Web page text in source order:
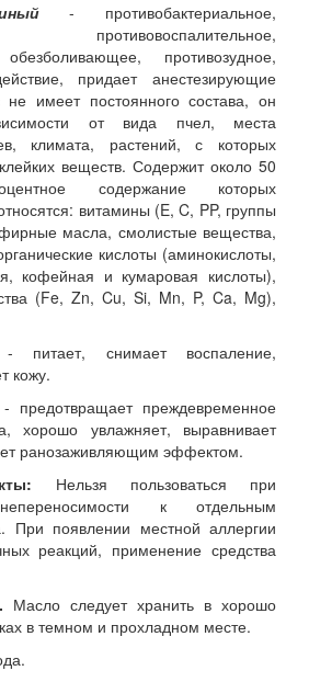
- противобактериальное,
противовоспалительное,
обезболивающее, противозудное,
придает анестезирующие
не имеет постоянного состава, он
от вида пчел, места
климата, растений, с которых
веществ. Содержит около 50
содержание которых
витамины (E, C, PP, группы
масла, смолистые вещества,
кислоты (аминокислоты,
кофейная и кумаровая кислоты),
(Fe, Zn, Cu, Si, Mn, P, Ca, Mg),
питает, снимает воспаление,
кожу.
- предотвращает преждевременное
хорошо увлажняет, выравнивает
ранозаживляющим эффектом.
Нельзя пользоваться при
к отдельным
При появлении местной аллергии
реакций, применение средства
Масло следует хранить в хорошо
в темном и прохладном месте.